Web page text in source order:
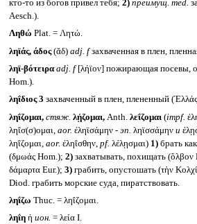
кто-то из богов привел тебя; 2) преимущ. med.
Aesch.).
Ληθώ Plat. = Λητώ.
ληϊάς, άδος(ᾰδ) adj. fзахваченная в плен,
ληϊ-βότειρα adj. f[λήϊον] пожирающая посевы,
Hom.).
ληΐδιος 3 захваченный в плен, плененный
ληΐζομαι, стяж. λῄζομαι,Anth. λεΐζομαι (impf.
ληΐσ(σ)ομαι, aor. ἐληϊσάμην - эп. ληϊσσάμην и
ληΐζομαι, aor. ἐληΐσθην, pf. λέλῃσμαι) 1)брать
(δμωάς Hom.); 2)захватывать, похищать (ὄλβον
δάμαρτα Eur.); 3)грабить, опустошать (τὴν
Diod. грабить морские суда, пиратствовать.
ληΐζω Thuc. = ληΐζομαι.
ληΐη ἡ ион. = λεία I.